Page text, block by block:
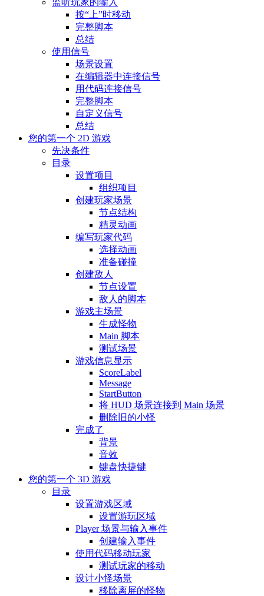
监听玩家的输入
按“上”时移动
完整脚本
总结
使用信号
场景设置
在编辑器中连接信号
用代码连接信号
完整脚本
自定义信号
总结
您的第一个 2D 游戏
先决条件
目录
设置项目
组织项目
创建玩家场景
节点结构
精灵动画
编写玩家代码
选择动画
准备碰撞
创建敌人
节点设置
敌人的脚本
游戏主场景
生成怪物
Main 脚本
测试场景
游戏信息显示
ScoreLabel
Message
StartButton
将 HUD 场景连接到 Main 场景
删除旧的小怪
完成了
背景
音效
键盘快捷键
您的第一个 3D 游戏
目录
设置游戏区域
设置游玩区域
Player 场景与输入事件
创建输入事件
使用代码移动玩家
测试玩家的移动
设计小怪场景
移除离屏的怪物